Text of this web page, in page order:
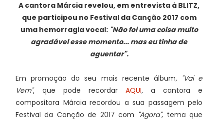
A cantora Márcia revelou, em entrevista à BLITZ,
que participou no Festival da Canção 2017 com
uma hemorragia vocal: "Não foi uma coisa muito
agradável esse momento... mas eu tinha de
aguentar".
Em promoção do seu mais recente álbum, "Vai e
Vem", que pode recordar AQUI, a cantora e
compositora Márcia recordou a sua passagem pelo
Festival da Canção de 2017 com "Agora", tema que